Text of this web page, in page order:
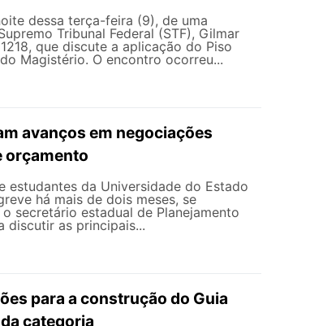
dessa terça-feira (9), de uma
Tribunal Federal (STF), Gilmar
que discute a aplicação do Piso
Magistério. O encontro ocorreu...
avanços em negociações
orçamento
estudantes da Universidade do Estado
há mais de dois meses, se
secretário estadual de Planejamento
discutir as principais...
para a construção do Guia
categoria